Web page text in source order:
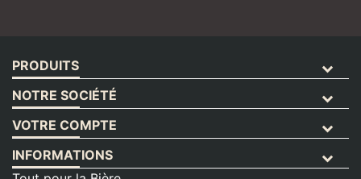
PRODUITS
NOTRE SOCIÉTÉ
VOTRE COMPTE
INFORMATIONS